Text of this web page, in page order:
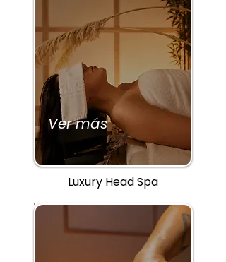
Ver más
Luxury Head Spa